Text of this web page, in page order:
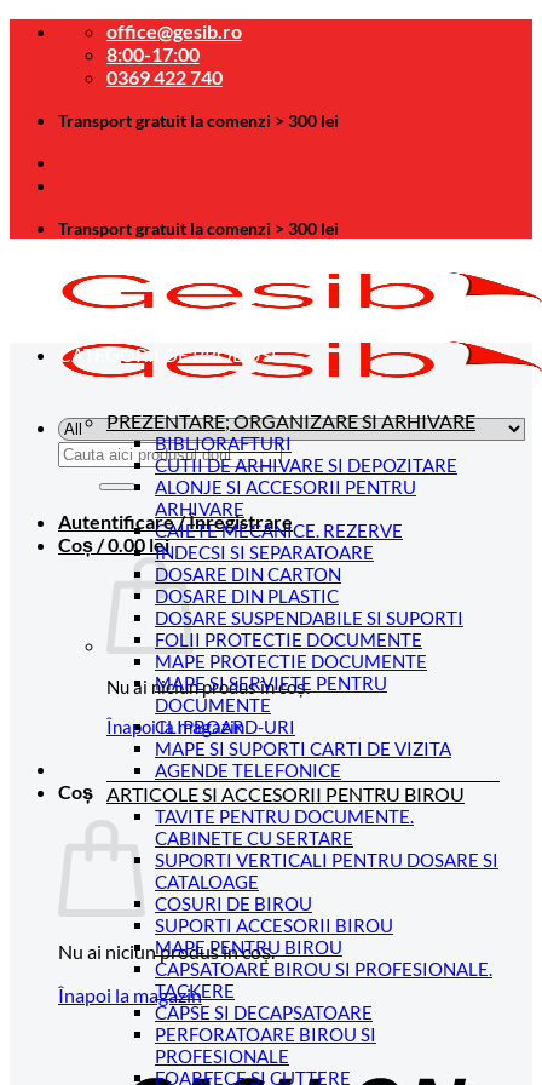
Skip
office@gesib.ro
8:00-17:00
0369 422 740
Transport gratuit la comenzi > 300 lei
Transport gratuit la comenzi > 300 lei
Caută
după:
Autentificare / Înregistrare
Coș /0.00 lei
Nu ai niciun produs în coș.
Înapoi la magazin
Coș
Nu ai niciun produs în coș.
Înapoi la magazin
CATEGORII DE PRODUSE
PREZENTARE; ORGANIZARE SI ARHIVARE
BIBLIORAFTURI
CUTII DE ARHIVARE SI DEPOZITARE
ALONJE SI ACCESORII PENTRU
ARHIVARE
CAIETE MECANICE. REZERVE
INDECSI SI SEPARATOARE
DOSARE DIN CARTON
DOSARE DIN PLASTIC
DOSARE SUSPENDABILE SI SUPORTI
FOLII PROTECTIE DOCUMENTE
MAPE PROTECTIE DOCUMENTE
MAPE SI SERVIETE PENTRU
DOCUMENTE
CLIPBOARD-URI
MAPE SI SUPORTI CARTI DE VIZITA
AGENDE TELEFONICE
ARTICOLE SI ACCESORII PENTRU BIROU
TAVITE PENTRU DOCUMENTE.
CABINETE CU SERTARE
SUPORTI VERTICALI PENTRU DOSARE SI
CATALOAGE
COSURI DE BIROU
SUPORTI ACCESORII BIROU
MAPE PENTRU BIROU
CAPSATOARE BIROU SI PROFESIONALE.
TACKERE
CAPSE SI DECAPSATOARE
PERFORATOARE BIROU SI
PROFESIONALE
FOARFECE SI CUTTERE